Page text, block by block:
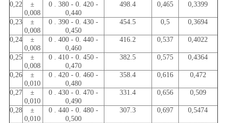
0,22
±
0,008
0 . 380 - 0. 420 -
0,440
498.4 0,465 0,3399
0,23
±
0,008
0 . 390 - 0. 430 -
0,450
454.5 0,5 0,3694
0,24
±
0,008
0 . 400 - 0. 440 -
0,460
416.2 0,537 0,4022
0,25
±
0,008
0 . 410 - 0. 450 -
0,470
382.5 0,575 0,4364
0,26
±
0,010
0 . 420 - 0. 460 -
0,480
358.4 0,616 0,472
0,27
±
0,010
0 . 430 - 0. 470 -
0,490
331.4 0,656 0,509
0,28
±
0,010
0 . 440 - 0. 480 -
0,500
307.3 0,697 0,5474